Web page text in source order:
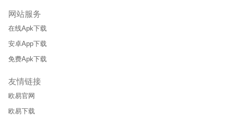
网站服务
在线Apk下载
安卓App下载
免费Apk下载
友情链接
欧易官网
欧易下载